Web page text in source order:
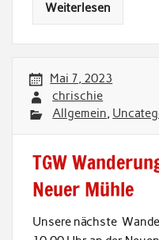
Weiterlesen
Mai 7, 2023
chrischie
Allgemein,
TGW
Neuer Mühle
Unsere nächste